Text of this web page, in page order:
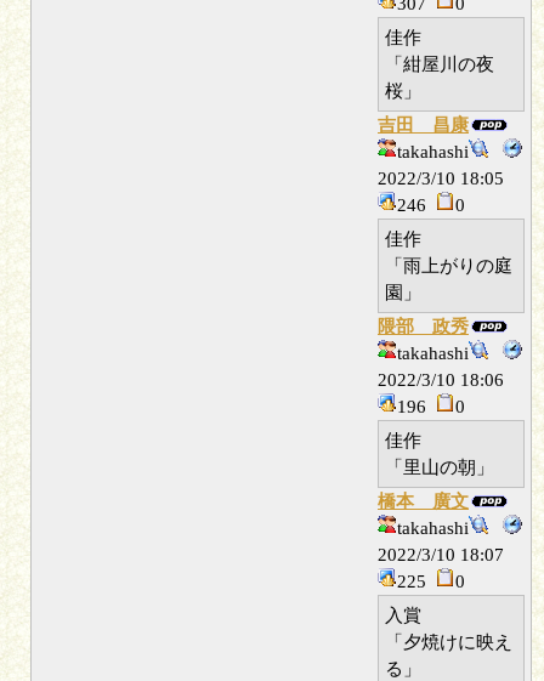
佳作
「紺屋川の夜
桜」
吉田 昌康
takahashi
2022/3/10 18:05
246
0
佳作
「雨上がりの庭
園」
隈部 政秀
takahashi
2022/3/10 18:06
196
0
佳作
「里山の朝」
橋本 廣文
takahashi
2022/3/10 18:07
225
0
入賞
「夕焼けに映え
る」